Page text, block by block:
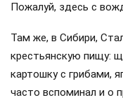
Пожалуй, здесь с
Там же, в Сибири,
крестьянскую пищу:
картошку с грибами,
часто вспоминал и о